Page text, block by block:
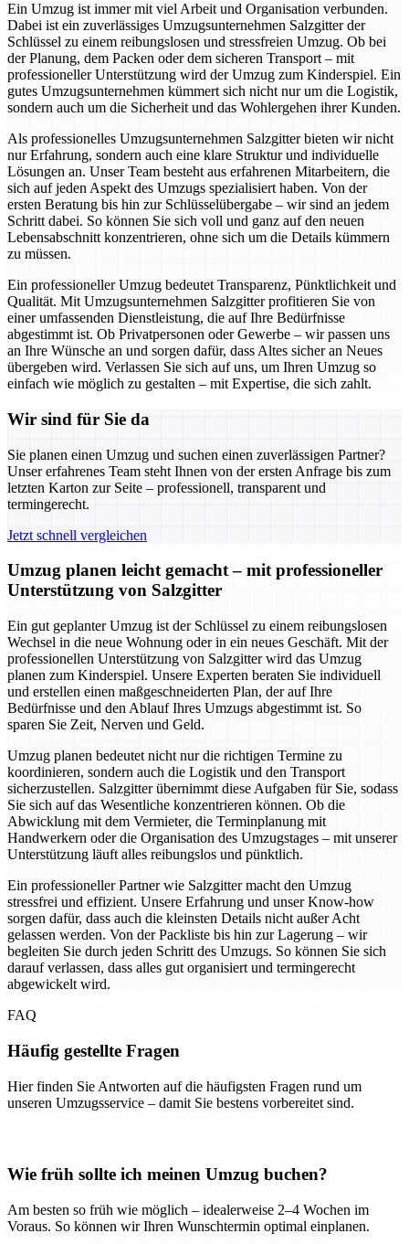
Ein Umzug ist immer mit viel Arbeit und Organisation verbunden.
Dabei ist ein zuverlässiges Umzugsunternehmen Salzgitter der
Schlüssel zu einem reibungslosen und stressfreien Umzug. Ob bei
der Planung, dem Packen oder dem sicheren Transport – mit
professioneller Unterstützung wird der Umzug zum Kinderspiel. Ein
gutes Umzugsunternehmen kümmert sich nicht nur um die Logistik,
sondern auch um die Sicherheit und das Wohlergehen ihrer Kunden.
Als professionelles Umzugsunternehmen Salzgitter bieten wir nicht
nur Erfahrung, sondern auch eine klare Struktur und individuelle
Lösungen an. Unser Team besteht aus erfahrenen Mitarbeitern, die
sich auf jeden Aspekt des Umzugs spezialisiert haben. Von der
ersten Beratung bis hin zur Schlüsselübergabe – wir sind an jedem
Schritt dabei. So können Sie sich voll und ganz auf den neuen
Lebensabschnitt konzentrieren, ohne sich um die Details kümmern
zu müssen.
Ein professioneller Umzug bedeutet Transparenz, Pünktlichkeit und
Qualität. Mit Umzugsunternehmen Salzgitter profitieren Sie von
einer umfassenden Dienstleistung, die auf Ihre Bedürfnisse
abgestimmt ist. Ob Privatpersonen oder Gewerbe – wir passen uns
an Ihre Wünsche an und sorgen dafür, dass Altes sicher an Neues
übergeben wird. Verlassen Sie sich auf uns, um Ihren Umzug so
einfach wie möglich zu gestalten – mit Expertise, die sich zahlt.
Wir sind für Sie da
Sie planen einen Umzug und suchen einen zuverlässigen Partner?
Unser erfahrenes Team steht Ihnen von der ersten Anfrage bis zum
letzten Karton zur Seite – professionell, transparent und
termingerecht.
Jetzt schnell vergleichen
Umzug planen leicht gemacht – mit professioneller
Unterstützung von Salzgitter
Ein gut geplanter Umzug ist der Schlüssel zu einem reibungslosen
Wechsel in die neue Wohnung oder in ein neues Geschäft. Mit der
professionellen Unterstützung von Salzgitter wird das Umzug
planen zum Kinderspiel. Unsere Experten beraten Sie individuell
und erstellen einen maßgeschneiderten Plan, der auf Ihre
Bedürfnisse und den Ablauf Ihres Umzugs abgestimmt ist. So
sparen Sie Zeit, Nerven und Geld.
Umzug planen bedeutet nicht nur die richtigen Termine zu
koordinieren, sondern auch die Logistik und den Transport
sicherzustellen. Salzgitter übernimmt diese Aufgaben für Sie, sodass
Sie sich auf das Wesentliche konzentrieren können. Ob die
Abwicklung mit dem Vermieter, die Terminplanung mit
Handwerkern oder die Organisation des Umzugstages – mit unserer
Unterstützung läuft alles reibungslos und pünktlich.
Ein professioneller Partner wie Salzgitter macht den Umzug
stressfrei und effizient. Unsere Erfahrung und unser Know-how
sorgen dafür, dass auch die kleinsten Details nicht außer Acht
gelassen werden. Von der Packliste bis hin zur Lagerung – wir
begleiten Sie durch jeden Schritt des Umzugs. So können Sie sich
darauf verlassen, dass alles gut organisiert und termingerecht
abgewickelt wird.
FAQ
Häufig gestellte Fragen
Hier finden Sie Antworten auf die häufigsten Fragen rund um
unseren Umzugsservice – damit Sie bestens vorbereitet sind.
Wie früh sollte ich meinen Umzug buchen?
Am besten so früh wie möglich – idealerweise 2–4 Wochen im
Voraus. So können wir Ihren Wunschtermin optimal einplanen.